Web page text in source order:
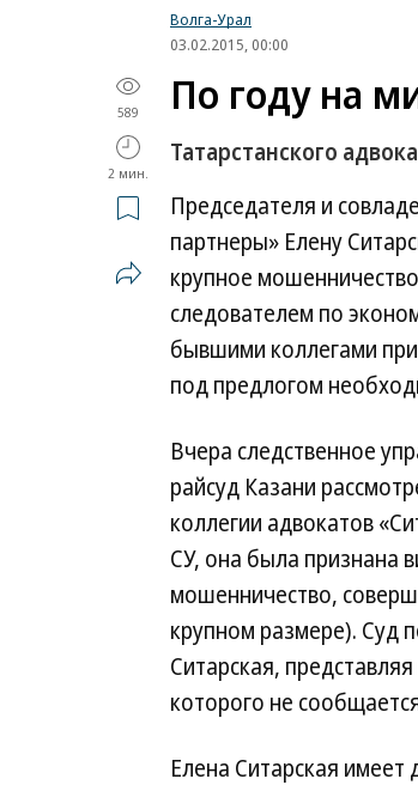
Волга-Урал
03.02.2015, 00:00
589
2 мин.
По году на
Татарстанского
Председателя и
партнеры» Елену
крупное
следователем по
бывшими коллегами
под предлогом
Вчера следственное
райсуд Казани
коллегии адвокатов
СУ, она была признана
мошенничество,
крупном размере). Суд
Ситарская,
которого не
Елена Ситарская